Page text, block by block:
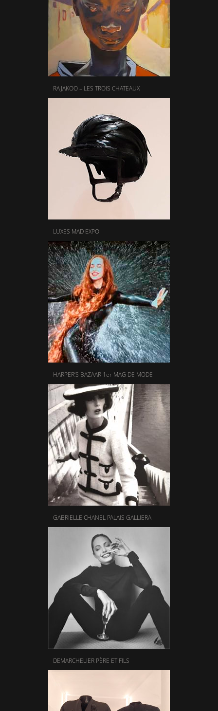
RAJAKOO – LES TROIS CHATEAUX
LUXES MAD EXPO
HARPER’S BAZAAR 1er MAG DE MODE
GABRIELLE CHANEL PALAIS GALLIERA
DEMARCHELIER PÈRE ET FILS